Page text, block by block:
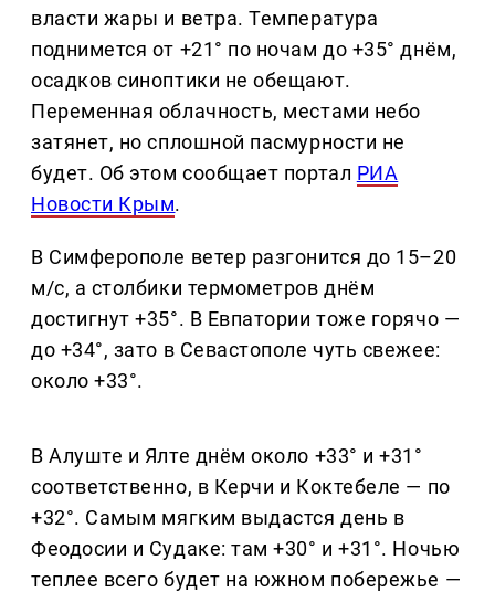
власти жары и ветра. Температура
поднимется от +21° по ночам до +35° днём,
осадков синоптики не обещают.
Переменная облачность, местами небо
затянет, но сплошной пасмурности не
будет. Об этом сообщает портал РИА
Новости Крым.
В Симферополе ветер разгонится до 15–20
м/с, а столбики термометров днём
достигнут +35°. В Евпатории тоже горячо —
до +34°, зато в Севастополе чуть свежее:
около +33°.
В Алуште и Ялте днём около +33° и +31°
соответственно, в Керчи и Коктебеле — по
+32°. Самым мягким выдастся день в
Феодосии и Судаке: там +30° и +31°. Ночью
теплее всего будет на южном побережье —